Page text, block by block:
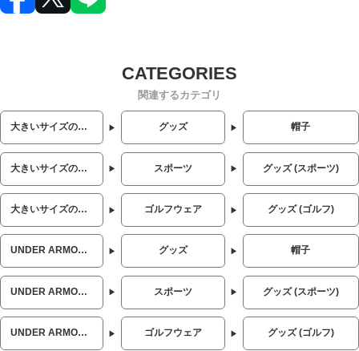
関連するカテゴリ
大きいサイズのメンズ服 グッズ 帽子
大きいサイズのメンズ服 スポーツ グッズ (スポーツ)
大きいサイズのメンズ服 ゴルフウェア グッズ (ゴルフ)
UNDER ARMOUR (アンダーアーマー) グッズ 帽子
UNDER ARMOUR (アンダーアーマー) スポーツ グッズ (スポーツ)
UNDER ARMOUR (アンダーアーマー) ゴルフウェア グッズ (ゴルフ)